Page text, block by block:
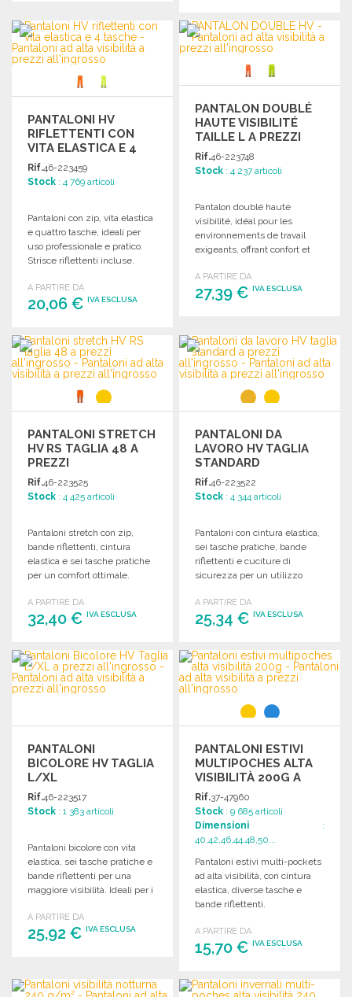
Richiedi un preventivo
ORDINARE
Richiedi un preventivo
PANTALONI HV
RIFLETTENTI CON
VITA ELASTICA E 4
TASCHE A PREZZI
ALL'INGROSSO
Rif.46-223459
Stock : 4 769 articoli
Pantaloni con zip, vita elastica
e quattro tasche, ideali per
uso professionale e pratico.
Strisce riflettenti incluse.
A PARTIRE DA
20,06 € IVA ESCLUSA
ORDINARE
Richiedi un preventivo
PANTALON DOUBLÉ
HAUTE VISIBILITÉ
TAILLE L A PREZZI
ALL'INGROSSO
Rif.46-223748
Stock : 4 237 articoli
Pantalon doublé haute
visibilité, idéal pour les
environnements de travail
exigeants, offrant confort et
visibilité.
A PARTIRE DA
27,39 €IVA ESCLUSA
Richiedi un preventivo
PANTALONI STRETCH
HV RS TAGLIA 48 A
PREZZI
ALL'INGROSSO
Rif.46-223525
Stock : 4 425 articoli
Pantaloni stretch con zip,
bande riflettenti, cintura
elastica e sei tasche pratiche
per un comfort ottimale.
A PARTIRE DA
32,40 € IVA ESCLUSA
ORDINARE
Richiedi un preventivo
PANTALONI DA
LAVORO HV TAGLIA
STANDARD
Rif.46-223522
Stock : 4 344 articoli
Pantaloni con cintura elastica,
sei tasche pratiche, bande
riflettenti e cuciture di
sicurezza per un utilizzo
A PARTIRE DA
25,34 €IVA ESCLUSA
ORDINARE
Richiedi un preventivo
PANTALONI
BICOLORE HV TAGLIA
L/XL
Rif.46-223517
Stock : 1 383 articoli
Pantaloni bicolore con vita
elastica, sei tasche pratiche e
bande riflettenti per una
maggiore visibilità. Ideali per i
A PARTIRE DA
25,92 € IVA ESCLUSA
Richiedi un preventivo
PANTALONI ESTIVI
MULTIPOCHES ALTA
VISIBILITÀ 200G A
PREZZI
ALL'INGROSSO
Rif.37-47960
Stock : 9 685 articoli
Dimensioni :
40,42,46,44,48,50...
Pantaloni estivi multi-pockets
ad alta visibilità, con cintura
elastica, diverse tasche e
bande riflettenti.
poliestere, 20% cotone.
A PARTIRE DA
15,70 €IVA ESCLUSA
ORDINARE